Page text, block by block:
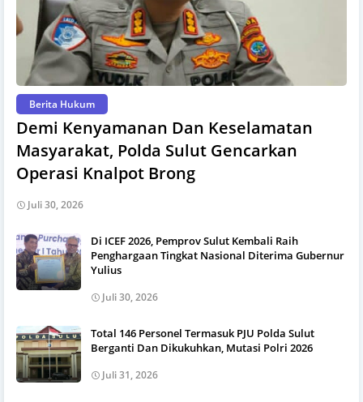
Berita Hukum
Demi Kenyamanan Dan Keselamatan
Masyarakat, Polda Sulut Gencarkan
Operasi Knalpot Brong
Juli 30, 2026
Di ICEF 2026, Pemprov Sulut Kembali Raih
Penghargaan Tingkat Nasional Diterima Gubernur
Yulius
Juli 30, 2026
Total 146 Personel Termasuk PJU Polda Sulut
Berganti Dan Dikukuhkan, Mutasi Polri 2026
Juli 31, 2026